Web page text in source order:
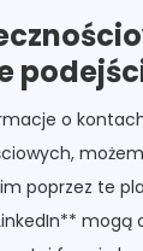
o
poprzez te
mogą